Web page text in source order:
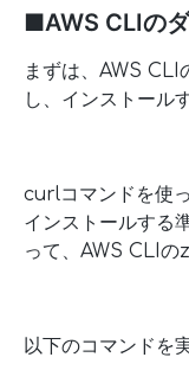
■AWS CLIの
まずは、AWS CLI
し、インストール
curlコマンドを使
インストールする
って、AWS CLIの
以下のコマンドを